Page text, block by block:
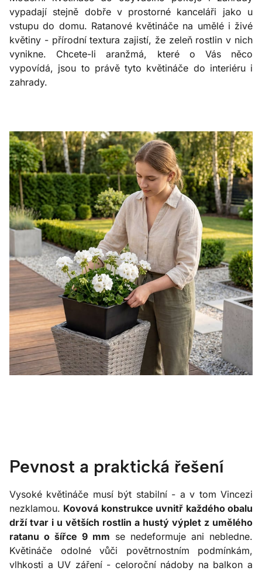
vypadají stejně dobře v prostorné kanceláři jako u
vstupu do domu. Ratanové květináče na umělé i živé
květiny - přírodní textura zajistí, že zeleň rostlin v nich
vynikne. Chcete-li aranžmá, které o Vás něco
vypovídá, jsou to právě tyto květináče do interiéru i
zahrady.
Pevnost a praktická řešení
Vysoké květináče musí být stabilní - a v tom Vincezi
nezklamou. Kovová konstrukce uvnitř každého obalu
drží tvar i u větších rostlin a hustý výplet z umělého
ratanu o šířce 9 mm se nedeformuje ani nebledne.
Květináče odolné vůči povětrnostním podmínkám,
vlhkosti a UV záření - celoroční nádoby na balkon a